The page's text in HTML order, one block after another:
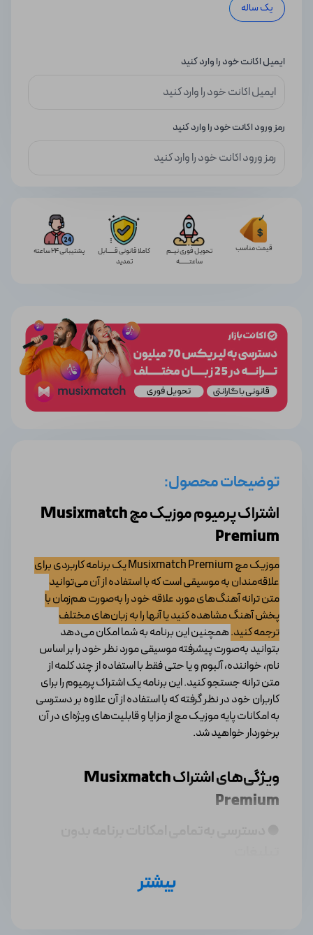
یک ساله
ایمیل اکانت خود را وارد کنید
رمز ورود اکانت خود را وارد کنید
قیمت مناسب
تحویل فوری نیــم
ساعتـــــــه
کاملا قانونی قـــــابل
تمدید
پشتیبانی 24 ساعته
توضیحات محصول:
اشتراک پرمیوم موزیک مچMusixmatch
Premium
موزیک مچ Musixmatch Premium یک برنامه کاربردی برای
علاقه‌مندان به موسیقی است که با استفاده از آن می‌توانید
متن ترانه آهنگ‌های مورد علاقه خود را به‌صورت هم‌زمان با
پخش آهنگ مشاهده کنید یا آنها را به زبان‌های مختلف
ترجمه کنید.همچنین این برنامه به شما امکان می‌دهد
بتوانید به‌صورت پیشرفته موسیقی مورد نظر خود را بر اساس
نام، خواننده، آلبوم و یا حتی فقط با استفاده از چند کلمه از
متن ترانه جستجو کنید. این برنامه یک اشتراک پرمیوم را برای
کاربران خود در نظر گرفته که با استفاده از آن علاوه بر دسترسی
به امکانات پایه موزیک مچ از مزایا و قابلیت‌های ویژه‌ای در آن
برخوردار خواهید شد.
ویژگی‌های اشتراکMusixmatch
Premium
در اشتراک پرمیوم موزیک مچ هیچ تبلیغی به شما نمایش
داده نخواهد شد و می‌توانید بدون عامل مزاحمت به
بیشتر